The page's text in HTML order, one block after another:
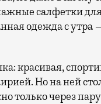
салфетки
одежда с
красивая,
Но на ней
только через